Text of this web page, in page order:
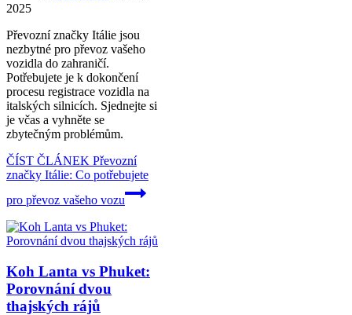
2025
Převozní značky Itálie jsou
nezbytné pro převoz vašeho
vozidla do zahraničí.
Potřebujete je k dokončení
procesu registrace vozidla na
italských silnicích. Sjednejte si
je včas a vyhněte se
zbytečným problémům.
ČÍST ČLÁNEK Převozní
značky Itálie: Co potřebujete
pro převoz vašeho vozu
Koh Lanta vs Phuket:
Porovnání dvou
thajských rájů